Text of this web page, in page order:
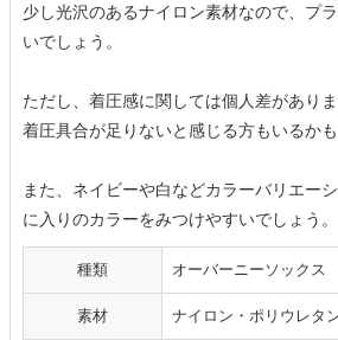
少し光沢のあるナイロン素材なので、プ
いでしょう。
ただし、着圧感に関しては個人差があり
着圧具合が足りないと感じる方もいるかも
また、ネイビーや白などカラーバリエー
に入りのカラーをみつけやすいでしょう。
種類 オーバーニーソックス
素材 ナイロン・ポリウレタ